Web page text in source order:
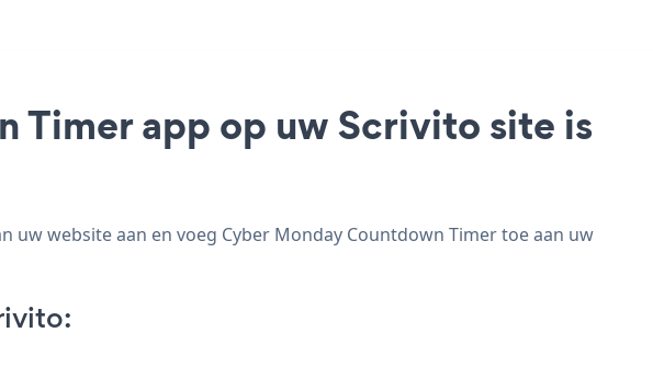
Timer app op uw Scrivito site is
uw website aan en voeg Cyber Monday Countdown Timer toe aan uw